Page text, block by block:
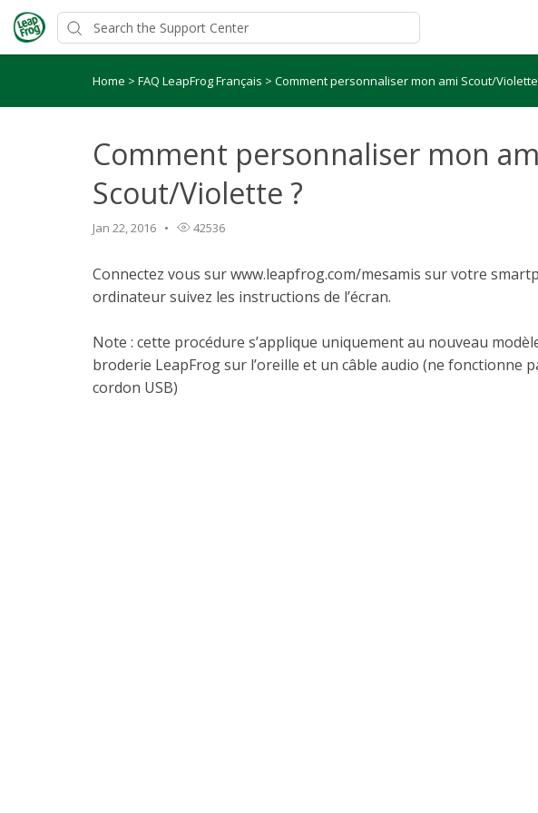
Home > FAQ LeapFrog Français > Comment personnaliser mon ami Scout/
Comment personnaliser mon
Scout/Violette ?
Jan 22, 2016 42536
Connectez vous sur www.leapfrog.com/mesamis sur votre
ordinateur suivez les instructions de l’écran.
Note : cette procédure s’applique uniquement au nouveau
broderie LeapFrog sur l’oreille et un câble audio (ne fonctionne
cordon USB)